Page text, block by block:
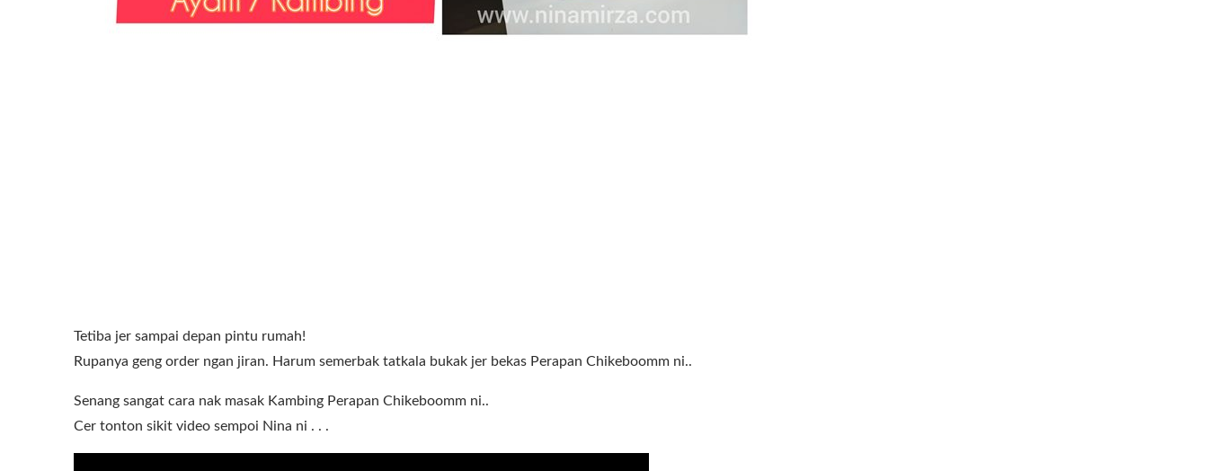
Tetiba jer sampai depan pintu rumah!
Rupanya geng order ngan jiran. Harum semerbak tatkala bukak jer bekas Perapan Chikeboomm ni..
Senang sangat cara nak masak Kambing Perapan Chikeboomm ni..
Cer tonton sikit video sempoi Nina ni . . .